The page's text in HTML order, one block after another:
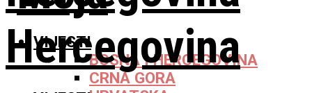
VIJESTI
BOSNA I HERCEGOVINA
CRNA GORA